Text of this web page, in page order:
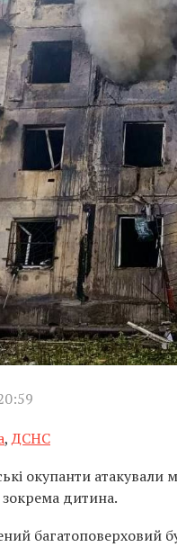
,ДСНС
окупанти атакували
дитина.
багатоповерховий